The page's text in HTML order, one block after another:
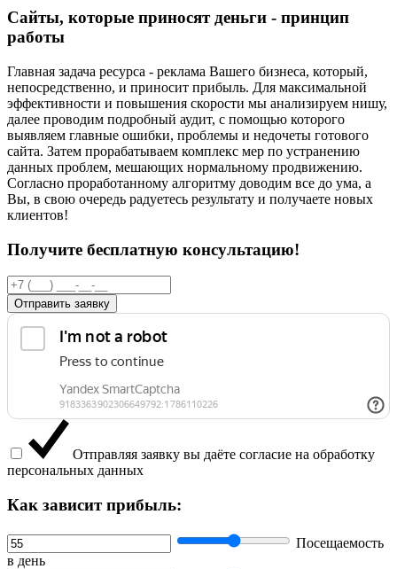
Сайты, которые приносят деньги - принцип
работы
Главная задача ресурса - реклама Вашего бизнеса, который,
непосредственно, и приносит прибыль. Для максимальной
эффективности и повышения скорости мы анализируем нишу,
далее проводим подробный аудит, с помощью которого
выявляем главные ошибки, проблемы и недочеты готового
сайта. Затем прорабатываем комплекс мер по устранению
данных проблем, мешающих нормальному продвижению.
Согласно проработанному алгоритму доводим все до ума, а
Вы, в свою очередь радуетесь результату и получаете новых
клиентов!
Получите бесплатную консультацию!
Отправить заявку
Отправляя заявку вы даёте согласие на обработку
персональных данных
Как зависит прибыль:
Посещаемость
в день